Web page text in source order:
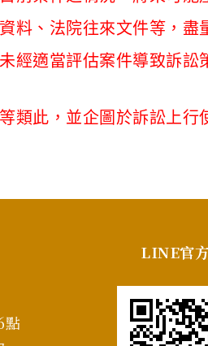
料、法院往來文件等，
經適當評估案件導致訴訟
類此，並企圖於訴訟上
點
LINE官